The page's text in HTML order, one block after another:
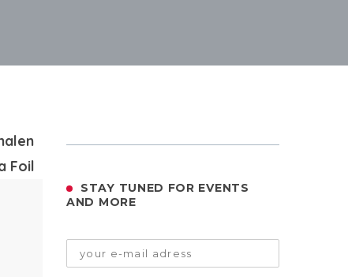
STAY TUNED FOR EVENTS
AND MORE